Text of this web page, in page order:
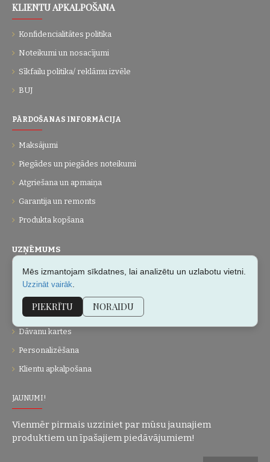
KLIENTU APKALPOŠANA
Konfidencialitātes politika
Noteikumi un nosacījumi
Sīkfailu politika/ reklāmu izvēle
BUJ
PĀRDOŠANAS INFORMĀCIJA
Maksājumi
Piegādes un piegādes noteikumi
Atgriešana un apmaiņa
Garantija un remonts
Produkta kopšana
UZŅĒMUMS
Par mums
Vietnes karte
Dāvanu kartes
Personalizēšana
Klientu apkalpošana
JAUNUMI!
Vienmēr pirmais uzziniet par mūsu jaunajiem
produktiem un īpašajiem piedāvājumiem!
Mēs izmantojam sīkdatnes, lai analizētu un uzlabotu vietni.
Uzzināt vairāk
PIEKRĪTU NORAIDU